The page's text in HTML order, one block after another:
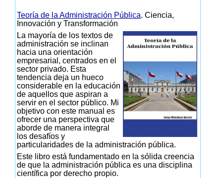
Teoría de la Administración Pública. Ciencia,
Innovación y Transformación
La mayoría de los textos de
administración se inclinan
hacia una orientación
empresarial, centrados en el
sector privado. Esta
tendencia deja un hueco
considerable en la educación
de aquellos que aspiran a
servir en el sector público. Mi
objetivo con este manual es
ofrecer una perspectiva que
aborde de manera integral
los desafíos y
particularidades de la administración pública.
Este libro está fundamentado en la sólida creencia
de que la administración pública es una disciplina
científica por derecho propio.